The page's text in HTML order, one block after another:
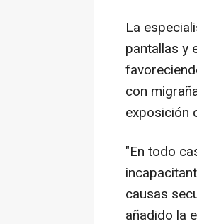
La
pantallas y
con
exposición
"En todo
causas
añadido la